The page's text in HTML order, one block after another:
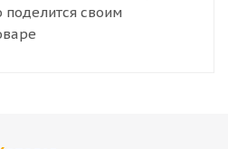
поделится своим